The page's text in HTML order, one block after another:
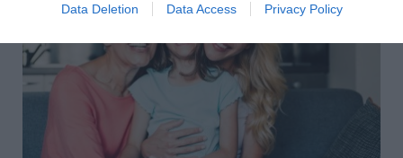
Data Deletion Data Access Privacy Policy